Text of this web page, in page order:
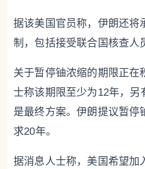
据该美国官员称，伊朗还将
制，包括接受联合国核查人
关于暂停铀浓缩的期限正在
士称该期限至少为12年，
是最终方案。伊朗提议暂停
求20年。
据消息人士称，美国希望加